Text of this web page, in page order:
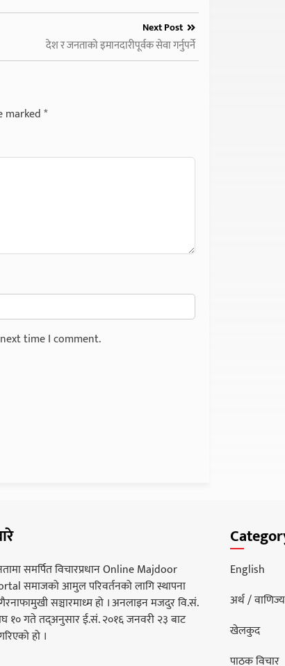
Next Post
देश र जनताको इमानदारीपूर्वक सेवा गर्नुपर्ने
marked*
time I comment.
समर्पित विचारप्रधान Online Majdoor
समाजको आमुल परिवर्तनको लागि स्थापना
सञ्चारमाध्म हो । अनलाइन मजदुर वि.सं.
१० गते तद्अनुसार ई.सं. २०१६ जनवरी २३ बाट
हो ।
English
अर्थ / वाणिज्य
खेलकुद
पाठक विचार